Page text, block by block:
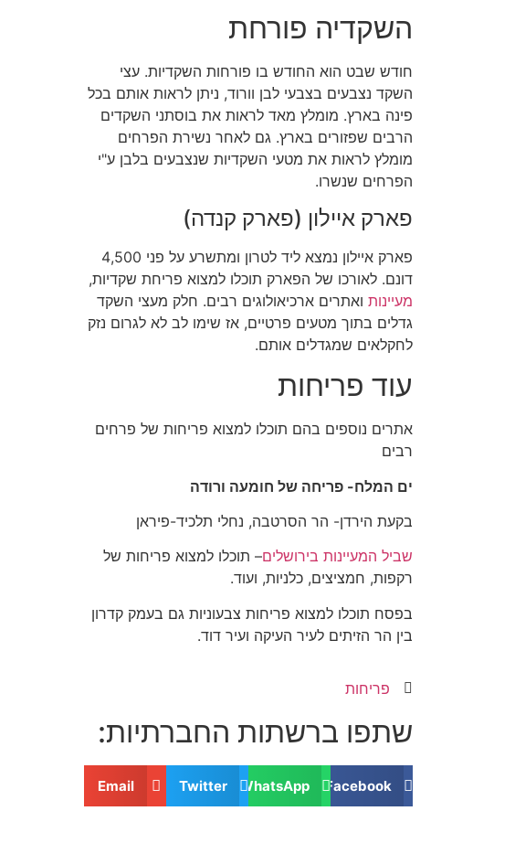
השקדיה פורחת
חודש שבט הוא החודש בו פורחות השקדיות. עצי
השקד נצבעים בצבעי לבן וורוד, ניתן לראות אותם בכל
פינה בארץ. מומלץ מאד לראות את בוסתני השקדים
הרבים שפזורים בארץ. גם לאחר נשירת הפרחים
מומלץ לראות את מטעי השקדיות שנצבעים בלבן ע"י
הפרחים שנשרו.
פארק איילון (פארק קנדה)
פארק איילון נמצא ליד לטרון ומתשרע על פני 4,500
דונם. לאורכו של הפארק תוכלו למצוא פריחת שקדיות,
מעיינות ואתרים ארכיאולוגים רבים. חלק מעצי השקד
גדלים בתוך מטעים פרטיים, אז שימו לב לא לגרום נזק
לחקלאים שמגדלים אותם.
עוד פריחות
אתרים נוספים בהם תוכלו למצוא פריחות של פרחים
רבים
ים המלח- פריחה של חומעה ורודה
בקעת הירדן- הר הסרטבה, נחלי תלכיד-פיראן
שביל המעיינות בירושלים– תוכלו למצוא פריחות של
רקפות, חמציצים, כלניות, ועוד.
בפסח תוכלו למצוא פריחות צבעוניות גם בעמק קדרון
בין הר הזיתים לעיר העיקה ועיר דוד.
פריחות
שתפו ברשתות החברתיות:
Facebook
WhatsApp
Twitter
Email